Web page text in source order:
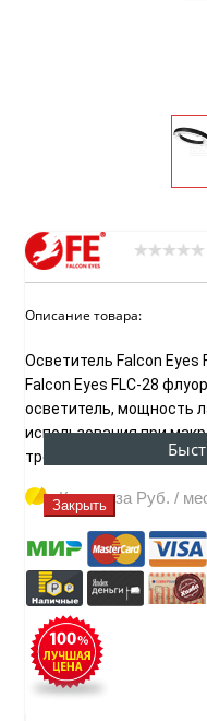
Описание товара:
Осветитель Falcon Eyes
Falcon Eyes FLC-28
осветитель, мощность
использования при
требующих
Купить за Руб. /
Закрыть